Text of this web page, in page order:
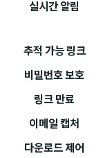
실시간 알림
추적 가능 링크
비밀번호 보호
링크 만료
이메일 캡처
다운로드 제어